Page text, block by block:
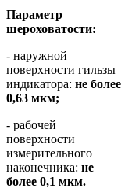
Параметр
шероховатости:
- наружной
поверхности гильзы
индикатора: не более
0,63 мкм;
- рабочей
поверхности
измерительного
наконечника: не
более 0,1 мкм.